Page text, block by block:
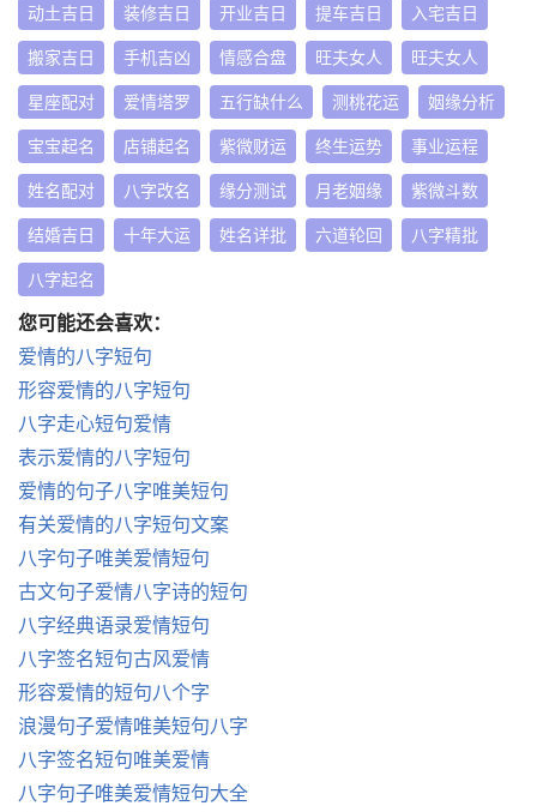
动土吉日 装修吉日 开业吉日 提车吉日 入宅吉日
搬家吉日 手机吉凶 情感合盘 旺夫女人 旺夫女人
星座配对 爱情塔罗 五行缺什么 测桃花运 姻缘分析
宝宝起名 店铺起名 紫微财运 终生运势 事业运程
姓名配对 八字改名 缘分测试 月老姻缘 紫微斗数
结婚吉日 十年大运 姓名详批 六道轮回 八字精批
八字起名
您可能还会喜欢：
爱情的八字短句
形容爱情的八字短句
八字走心短句爱情
表示爱情的八字短句
爱情的句子八字唯美短句
有关爱情的八字短句文案
八字句子唯美爱情短句
古文句子爱情八字诗的短句
八字经典语录爱情短句
八字签名短句古风爱情
形容爱情的短句八个字
浪漫句子爱情唯美短句八字
八字签名短句唯美爱情
八字句子唯美爱情短句大全